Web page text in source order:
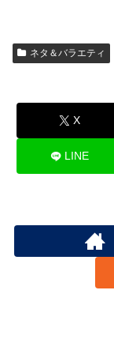
ネタ＆バラエティ
X
LINE